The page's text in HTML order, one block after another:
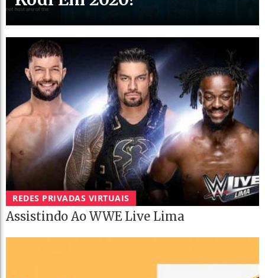
REDES PRIVADAS VIRTUAIS
Assistindo Ao WWE Live Lima